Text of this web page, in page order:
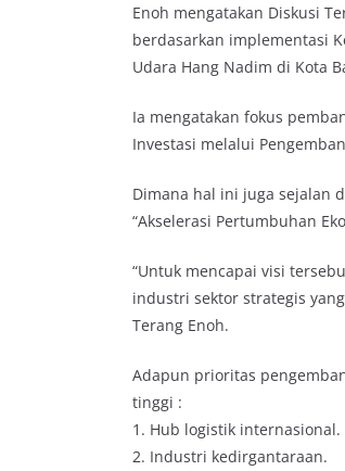
Enoh mengatakan Diskusi
berdasarkan implementasi
Udara Hang Nadim di Kota
Ia mengatakan fokus
Investasi melalui
Dimana hal ini juga sejalan
“Akselerasi Pertumbuhan
“Untuk mencapai visi
industri sektor strategis
Terang Enoh.
Adapun prioritas
tinggi :
1. Hub logistik internasional.
2. Industri kedirgantaraan.